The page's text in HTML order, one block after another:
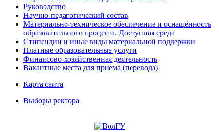
Руководство
Научно-педагогический состав
Материально-техническое обеспечение и оснащённость
образовательного процесса. Доступная среда
Стипендии и иные виды материальной поддержки
Платные образовательные услуги
Финансово-хозяйственная деятельность
Вакантные места для приема (перевода)
Карта сайта
Выборы ректора